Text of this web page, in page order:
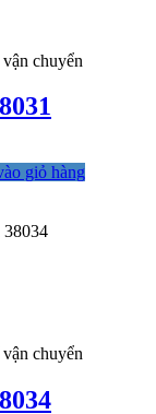
chuyển
giỏ hàng
38034
chuyển